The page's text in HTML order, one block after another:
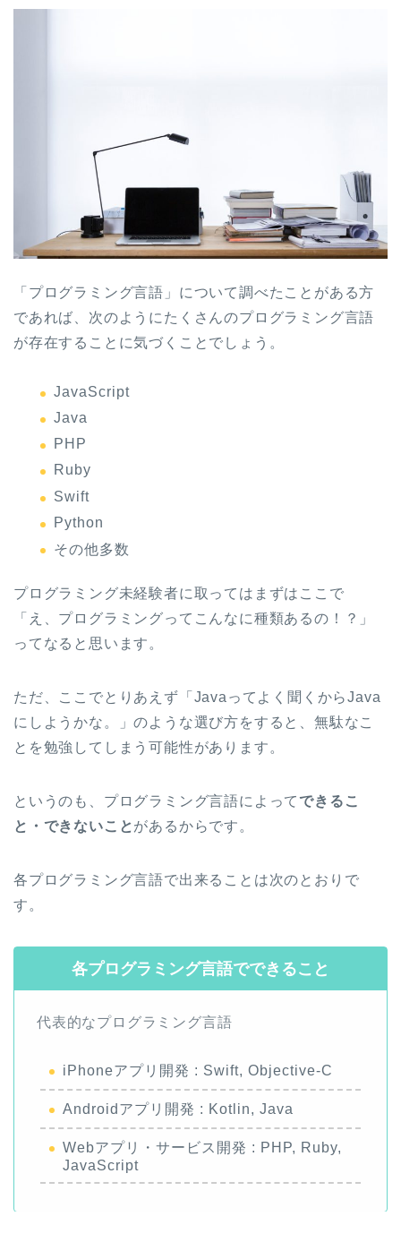
「プログラミング言語」について調べたことがある方
であれば、次のようにたくさんのプログラミング言語
が存在することに気づくことでしょう。
JavaScript
Java
PHP
Ruby
Swift
Python
その他多数
プログラミング未経験者に取ってはまずはここで
「え、プログラミングってこんなに種類あるの！？」
ってなると思います。
ただ、ここでとりあえず「Javaってよく聞くからJava
にしようかな。」のような選び方をすると、無駄なこ
とを勉強してしまう可能性があります。
というのも、プログラミング言語によってできるこ
と・できないことがあるからです。
各プログラミング言語で出来ることは次のとおりで
す。
各プログラミング言語でできること
代表的なプログラミング言語
iPhoneアプリ開発 : Swift, Objective-C
Androidアプリ開発 : Kotlin, Java
Webアプリ・サービス開発 : PHP, Ruby,
JavaScript